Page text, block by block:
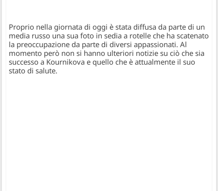
Proprio nella giornata di oggi è stata diffusa da parte di un
media russo una sua foto in sedia a rotelle che ha scatenato
la preoccupazione da parte di diversi appassionati. Al
momento però non si hanno ulteriori notizie su ciò che sia
successo a Kournikova e quello che è attualmente il suo
stato di salute.